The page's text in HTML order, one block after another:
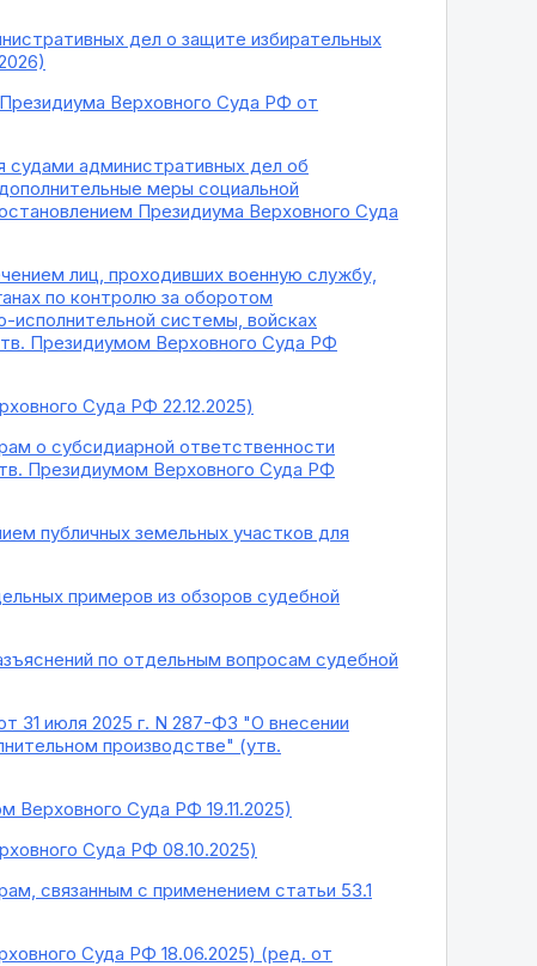
дел о защите избирательных
Верховного Суда РФ от
судами административных дел об
меры социальной
Президиума Верховного Суда
лиц, проходивших военную службу,
по контролю за оборотом
исполнительной системы, войсках
Президиумом Верховного Суда РФ
Суда РФ 22.12.2025)
о субсидиарной ответственности
Президиумом Верховного Суда РФ
публичных земельных участков для
примеров из обзоров судебной
по отдельным вопросам судебной
31 июля 2025 г. N 287-ФЗ "О внесении
производстве" (утв.
Верховного Суда РФ 19.11.2025)
Суда РФ 08.10.2025)
связанным с применением статьи 53.1
Суда РФ 18.06.2025) (ред. от